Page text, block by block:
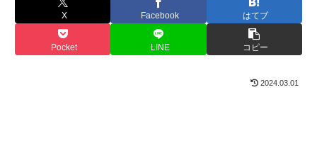
X Facebook はてブ
Pocket LINE コピー
2024.03.01